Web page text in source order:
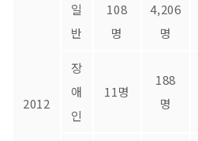
2012
일
반
108
명
4,206
명
장
애
인
11명
188
명